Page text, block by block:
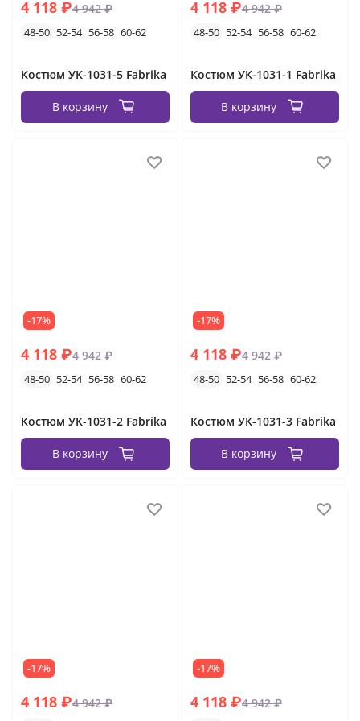
4 118 ₽4 942 ₽
48-50 52-54 56-58 60-62
Костюм УК-1031-5 Fabrika
В корзину
4 118 ₽4 942 ₽
48-50 52-54 56-58 60-62
Костюм УК-1031-1 Fabrika
В корзину
-17%
4 118 ₽4 942 ₽
48-50 52-54 56-58 60-62
Костюм УК-1031-2 Fabrika
В корзину
-17%
4 118 ₽4 942 ₽
48-50 52-54 56-58 60-62
Костюм УК-1031-3 Fabrika
В корзину
-17%
4 118 ₽4 942 ₽
-17%
4 118 ₽4 942 ₽